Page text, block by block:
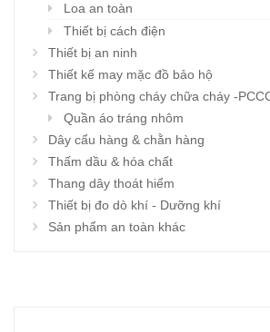
Loa an toàn
Thiết bị cách điện
Thiết bị an ninh
Thiết kế may mặc đồ bảo hộ
Trang bị phòng cháy chữa cháy -
Quần áo tráng nhôm
Dây cẩu hàng & chằn hàng
Thấm dầu & hóa chất
Thang dây thoát hiểm
Thiết bị đo dò khí - Dưỡng khí
Sản phẩm an toàn khác